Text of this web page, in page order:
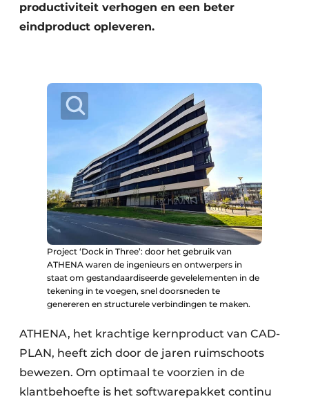
productiviteit verhogen en een beter
eindproduct opleveren.
Project ‘Dock in Three’: door het gebruik van
ATHENA waren de ingenieurs en ontwerpers in
staat om gestandaardiseerde gevelelementen in de
tekening in te voegen, snel doorsneden te
genereren en structurele verbindingen te maken.
ATHENA, het krachtige kernproduct van CAD-
PLAN, heeft zich door de jaren ruimschoots
bewezen. Om optimaal te voorzien in de
klantbehoefte is het softwarepakket continu